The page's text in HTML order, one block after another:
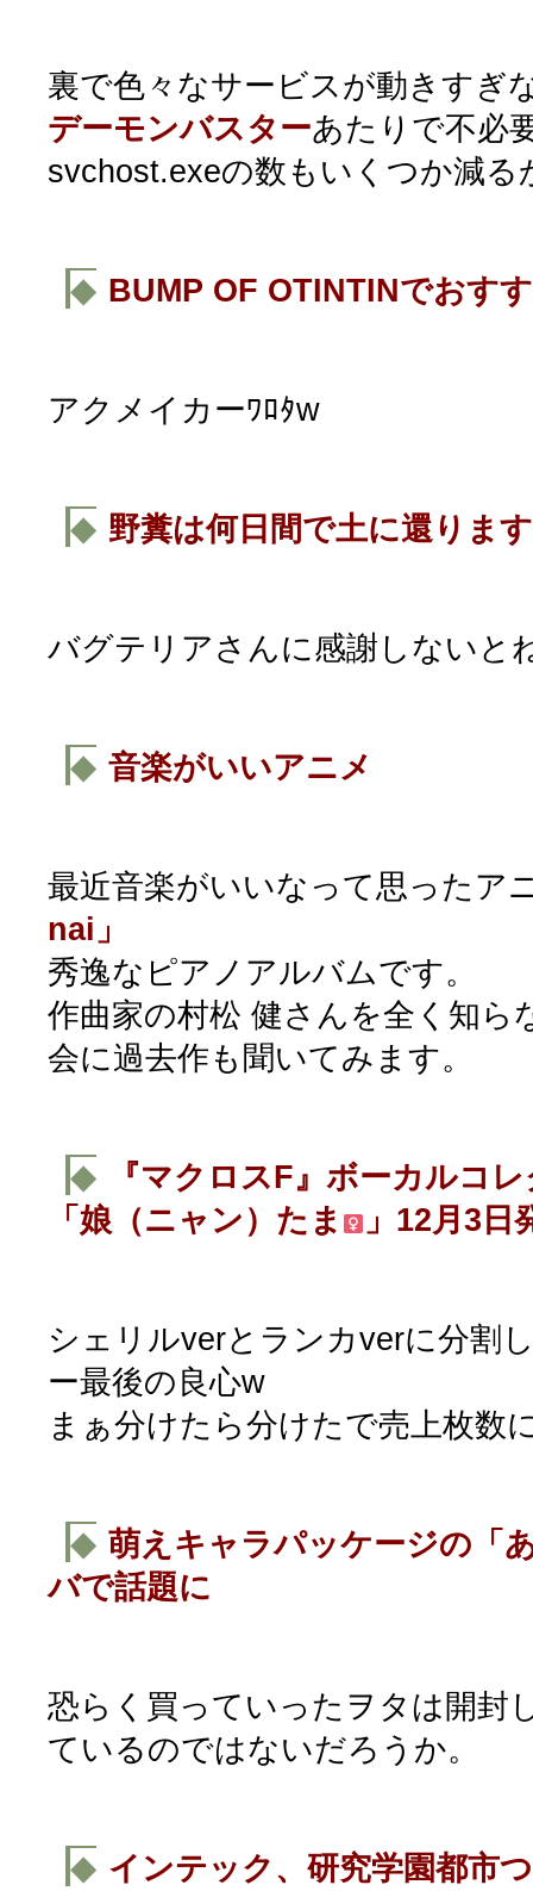
裏で色々なサービスが動きすぎ
デーモンバスターあたりで不必
svchost.exeの数もいくつか減る
◆ BUMP OF OTINTINでおす
アクメイカーﾜﾛﾀw
◆ 野糞は何日間で土に還りま
バグテリアさんに感謝しないと
◆ 音楽がいいアニメ
最近音楽がいいなって思ったア
nai」
秀逸なピアノアルバムです。
作曲家の村松 健さんを全く知ら
会に過去作も聞いてみます。
◆
『マクロスF』ボーカルコ
「娘（ニャン）たま
」12月3日
シェリルverとランカverに分割
ー最後の良心w
まぁ分けたら分けたで売上枚数
◆ 萌えキャラパッケージの「
バで話題に
恐らく買っていったヲタは開封
ているのではないだろうか。
◆ インテック、研究学園都市